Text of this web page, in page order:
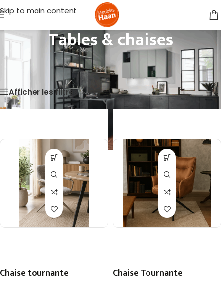
Skip to main content
Tables & chaises
Accueil Living
Tables & chaises
Affichage de 41–58 sur 58 résultats
Afficher les filtres
Chaise tournante Chaise Tournante